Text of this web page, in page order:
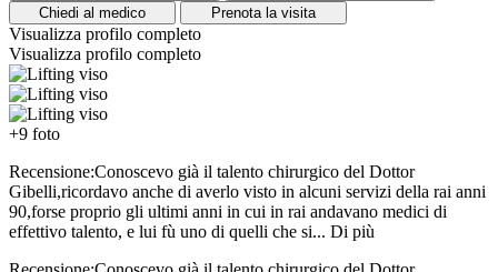
Chiedi al medico
Prenota la visita
Visualizza profilo completo
Visualizza profilo completo
+9 foto
Recensione:Conoscevo già il talento chirurgico del Dottor
Gibelli,ricordavo anche di averlo visto in alcuni servizi della rai anni
90,forse proprio gli ultimi anni in cui in rai andavano medici di
effettivo talento, e lui fù uno di quelli che si... Di più